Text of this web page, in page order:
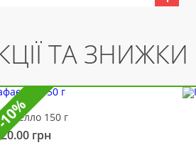
ТА ЗНИЖКИ
150 г
320.00 грн